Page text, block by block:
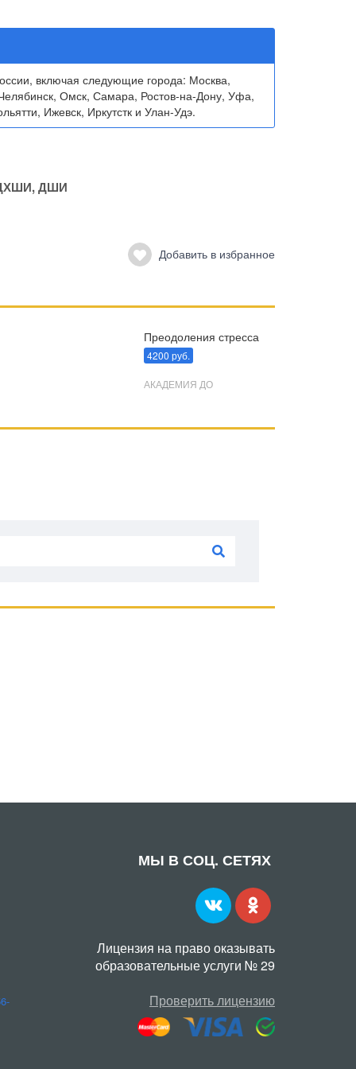
включая следующие города: Москва,
Омск, Самара, Ростов-на-Дону, Уфа,
Ижевск, Иркутстк и Улан-Удэ.
ДШИ
Добавить в избранное
Преодоления стресса
4200 руб.
АКАДЕМИЯ ДО
МЫ В СОЦ. СЕТЯХ
Лицензия на право оказывать
образовательные услуги № 29
Проверить лицензию